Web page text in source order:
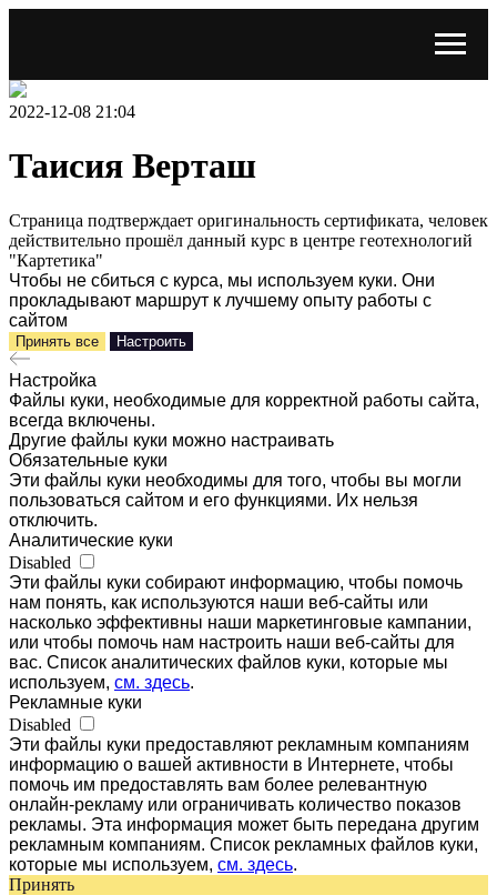
2022-12-08 21:04
Таисия Верташ
Страница подтверждает оригинальность сертификата, человек
действительно прошёл данный курс в центре геотехнологий
"Картетика"
Чтобы не сбиться с курса, мы используем куки. Они
прокладывают маршрут к лучшему опыту работы с
сайтом
Принять все Настроить
Настройка
Файлы куки, необходимые для корректной работы сайта,
всегда включены.
Другие файлы куки можно настраивать
Обязательные куки
Эти файлы куки необходимы для того, чтобы вы могли
пользоваться сайтом и его функциями. Их нельзя
отключить.
Аналитические куки
Disabled
Эти файлы куки собирают информацию, чтобы помочь
нам понять, как используются наши веб-сайты или
насколько эффективны наши маркетинговые кампании,
или чтобы помочь нам настроить наши веб-сайты для
вас. Список аналитических файлов куки, которые мы
используем, см. здесь.
Рекламные куки
Disabled
Эти файлы куки предоставляют рекламным компаниям
информацию о вашей активности в Интернете, чтобы
помочь им предоставлять вам более релевантную
онлайн-рекламу или ограничивать количество показов
рекламы. Эта информация может быть передана другим
рекламным компаниям. Список рекламных файлов куки,
которые мы используем, см. здесь.
Принять